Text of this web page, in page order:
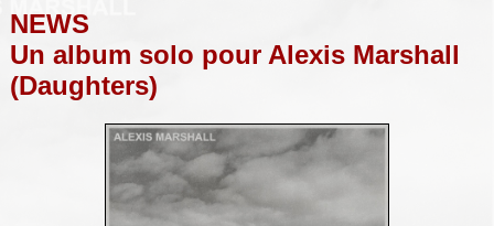
NEWS
Un album solo pour Alexis Marshall
(Daughters)